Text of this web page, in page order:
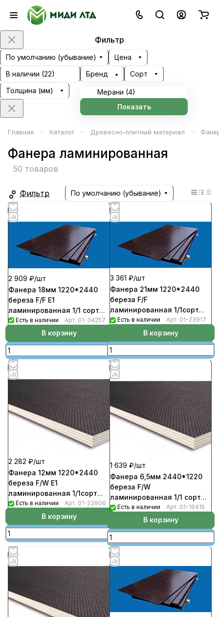
Фильтр
По умолчанию (убывание)
Цена
В наличии (22) Бренд
Мерани (4)
Показать
Сорт
Толщина (мм)
Главная – Каталог – Древесно-плитный материал –
Фанера ламинированная
50 товаров
Фильтр По умолчанию (убывание)
2 909 ₽/шт
Фанера 18мм 1220*2440
береза F/F Е1
ламинированная 1/1 сорт
(22шт/пал)
Есть в наличии Арт. 01-34257
В корзину
3 361 ₽/шт
Фанера 21мм 1220*2440
береза F/F
ламинированная 1/1сорт
(19шт/пал)
Есть в наличии Арт. 01-23917
В корзину
2 282 ₽/шт
Фанера 12мм 1220*2440
береза F/W Е1
ламинированная 1/1сорт
(сетка) (33шт/пал)
Есть в наличии Арт. 01-23906
В корзину
1 639 ₽/шт
Фанера 6,5мм 2440*1220
береза F/W
ламинированная 1/1 сорт
(сетка) (60шт/пал)
Есть в наличии Арт. 01-16415
В корзину